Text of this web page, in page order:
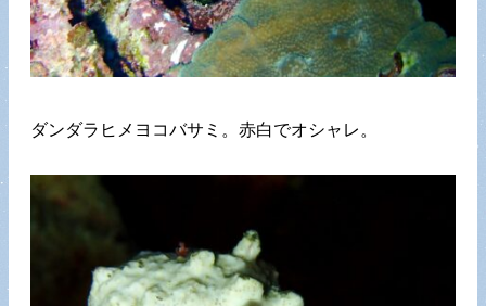
ダンダラヒメヨコバサミ。赤白でオシャレ。